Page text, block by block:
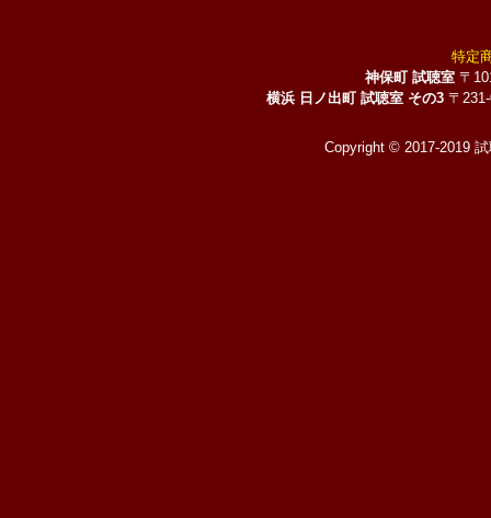
特定
神保町 試聴室 〒
横浜 日ノ出町 試聴室 その3 〒
Copyright © 2017-2019